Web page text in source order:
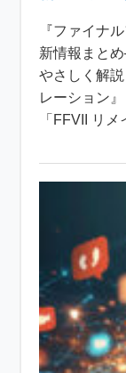
『ファイナ
新情報まと
やさしく解
レーション
「FFVII リ